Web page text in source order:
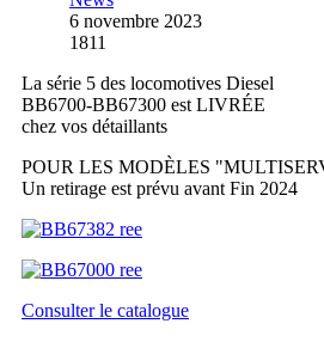
6 novembre 2023
1811
La série 5 des locomotives Diesel
BB6700-BB67300 est LIVRÉE
chez vos détaillants
POUR LES MODÈLES
Un retirage est prévu avant Fin 2024
Consulter le catalogue